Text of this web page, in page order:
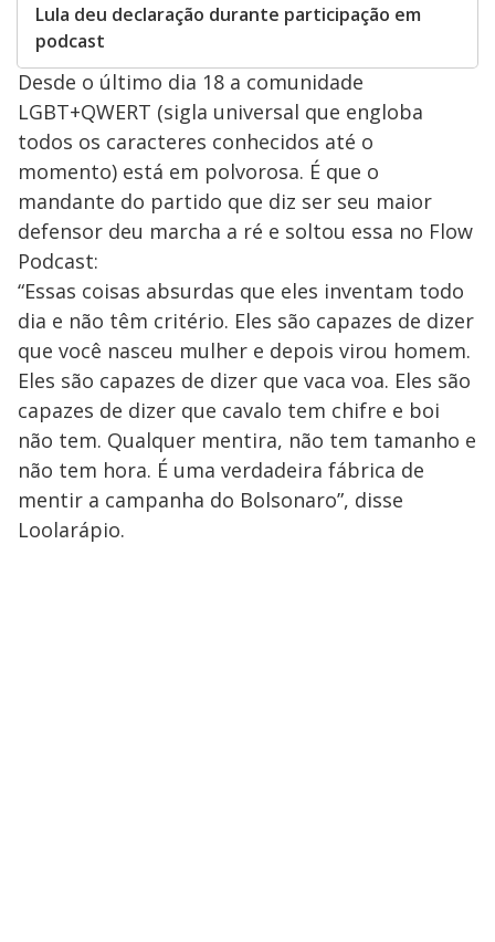
Lula deu declaração durante participação em
podcast
Desde o último dia 18 a comunidade
LGBT+QWERT (sigla universal que engloba
todos os caracteres conhecidos até o
momento) está em polvorosa. É que o
mandante do partido que diz ser seu maior
defensor deu marcha a ré e soltou essa no Flow
Podcast:
“Essas coisas absurdas que eles inventam todo
dia e não têm critério. Eles são capazes de dizer
que você nasceu mulher e depois virou homem.
Eles são capazes de dizer que vaca voa. Eles são
capazes de dizer que cavalo tem chifre e boi
não tem. Qualquer mentira, não tem tamanho e
não tem hora. É uma verdadeira fábrica de
mentir a campanha do Bolsonaro”, disse
Loolarápio.